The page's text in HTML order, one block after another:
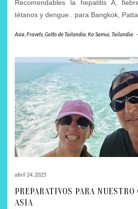
Recomendables la hepatitis A,
tétanos y dengue.. para Bangkok,
Asia Fravels Golfo de Tailandia. Ko Samui Tailandia -
abril 24, 2025
PREPARATIVOS PARA NUESTRO
ASIA